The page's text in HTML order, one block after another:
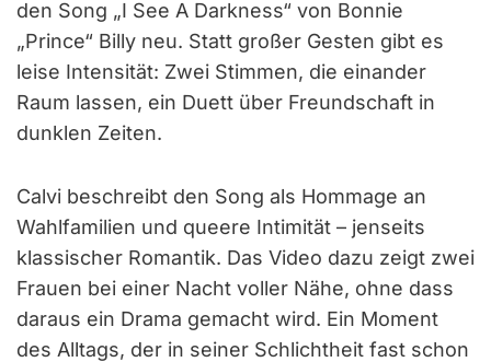
den Song „I See A Darkness“ von Bonnie
„Prince“ Billy neu. Statt großer Gesten gibt es
leise Intensität: Zwei Stimmen, die einander
Raum lassen, ein Duett über Freundschaft in
dunklen Zeiten.
Calvi beschreibt den Song als Hommage an
Wahlfamilien und queere Intimität – jenseits
klassischer Romantik. Das Video dazu zeigt zwei
Frauen bei einer Nacht voller Nähe, ohne dass
daraus ein Drama gemacht wird. Ein Moment
des Alltags, der in seiner Schlichtheit fast schon